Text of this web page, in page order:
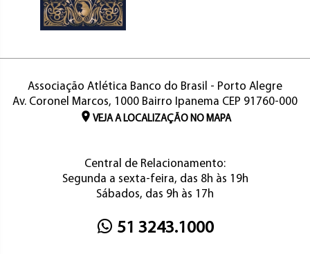
Associação Atlética Banco do Brasil - Porto Alegre
Av. Coronel Marcos, 1000 Bairro Ipanema CEP 91760-000
VEJA A LOCALIZAÇÃO NO MAPA
Central de Relacionamento:
Segunda a sexta-feira, das 8h às 19h
Sábados, das 9h às 17h
51 3243.1000